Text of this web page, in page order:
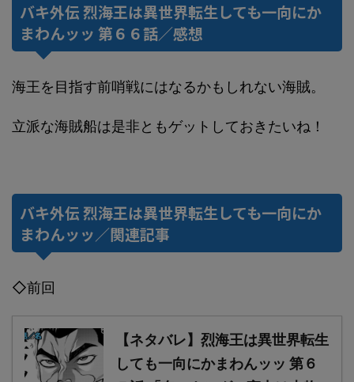
バキ外伝 烈海王は異世界転生しても一向にか
まわんッッ 第６６話／感想
海王を目指す前哨戦にはなるかもしれない海賊。
立派な海賊船は是非ともゲットしておきたいね！
バキ外伝 烈海王は異世界転生しても一向にか
まわんッッ／関連記事
◇前回
【ネタバレ】烈海王は異世界転生
しても一向にかまわんッッ 第６